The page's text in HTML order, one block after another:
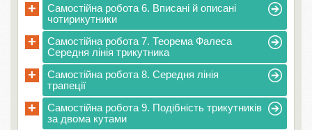
+
Самостійна робота 6. Вписані й описані
чотирикутники
+
Самостійна робота 7. Теорема Фалеса
Середня лінія трикутника
+
Самостійна робота 8. Середня лінія
трапеції
+
Самостійна робота 9. Подібність трикутників
за двома кутами